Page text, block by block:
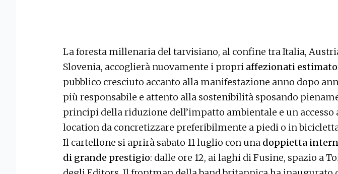
La foresta millenaria del tarvisiano, al confine tra Italia,
Slovenia, accoglierà nuovamente i propri affezionati
pubblico cresciuto accanto alla manifestazione anno dopo
più responsabile e attento alla sostenibilità sposando
principi della riduzione dell’impatto ambientale e un accesso
location da concretizzare preferibilmente a piedi o in
Il cartellone si aprirà sabato 11 luglio con una doppietta
di grande prestigio: dalle ore 12, ai laghi di Fusine, spazio a